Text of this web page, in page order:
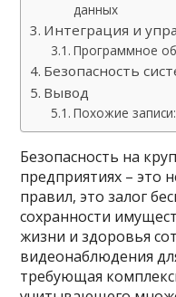
данных
Интеграция и
Программное
Безопасность
Вывод
Похожие записи:
Безопасность на
предприятиях – это
правил, это залог
сохранности
жизни и здоровья
видеонаблюдения
требующая